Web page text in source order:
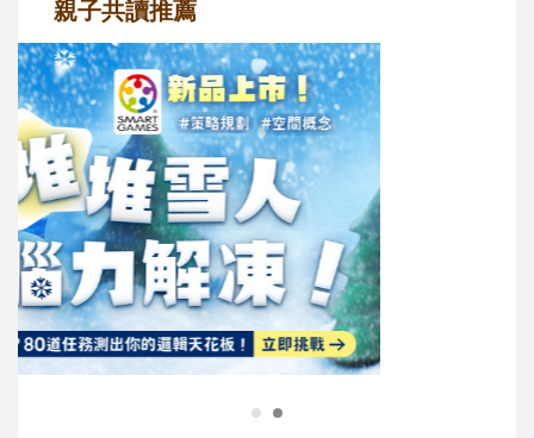
親子共讀推薦
最新活動